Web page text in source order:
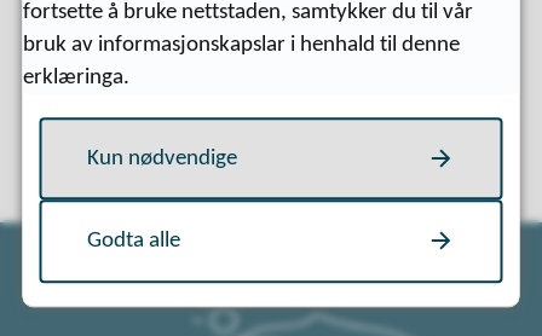
Ja Nei
fortsette å bruke nettstaden, samtykker du til vår
bruk av informasjonskapslar i henhald til denne
erklæringa.
Kun nødvendige
Godta alle